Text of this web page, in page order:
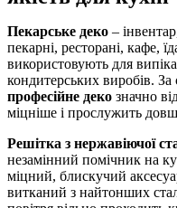
Пекарське деко –
пекарні, ресторані, кафе,
використовують для
кондитерських виробів.
професійне деко значно
міцніше і прослужить
Решітка з нержавіючої
незамінний помічник на
міцний, блискучий
витканий з найтонших